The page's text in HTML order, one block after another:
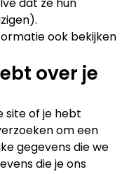
dat ze hun
ook bekijken
over je
site of je hebt
om een
gegevens die we
die je ons